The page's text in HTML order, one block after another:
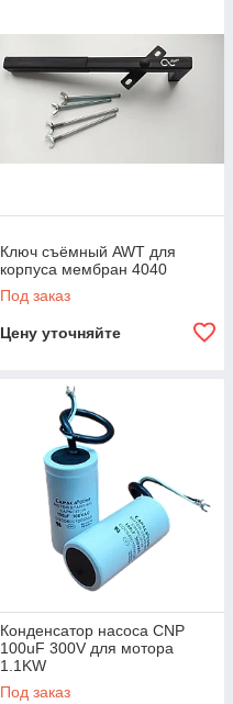
Ключ съёмный AWT для
корпуса мембран 4040
Под заказ
Цену уточняйте
Конденсатор насоса CNP
100uF 300V для мотора
1.1KW
Под заказ